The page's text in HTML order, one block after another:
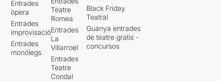
Entrades
òpera
Entrades
improvisació
Entrades
monòlegs
Teatre
Romea
Entrades
La
Villarroel
Entrades
Teatre
Condal
Black Friday
Teatral
Guanya entrades
de teatre gratis -
concursos